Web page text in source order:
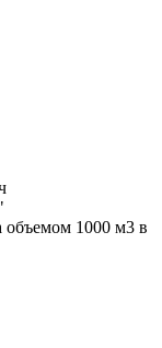
объемом 1000 м3 в